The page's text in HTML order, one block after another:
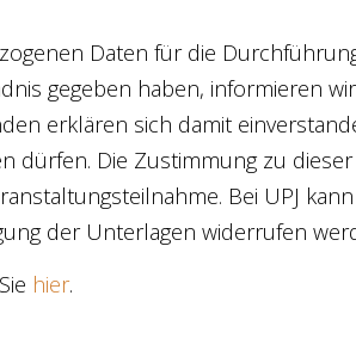
Daten für die
gegeben haben, informieren
erklären sich damit
Die Zustimmung zu
Bei UPJ
der Unterlagen widerrufen
hier.